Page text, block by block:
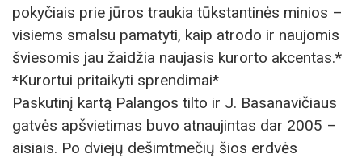
pokyčiais prie jūros traukia tūkstantinės minios –
visiems smalsu pamatyti, kaip atrodo ir naujomis
šviesomis jau žaidžia naujasis kurorto akcentas.*
*Kurortui pritaikyti sprendimai*
Paskutinį kartą Palangos tilto ir J. Basanavičiaus
gatvės apšvietimas buvo atnaujintas dar 2005 –
aisiais. Po dviejų dešimtmečių šios erdvės